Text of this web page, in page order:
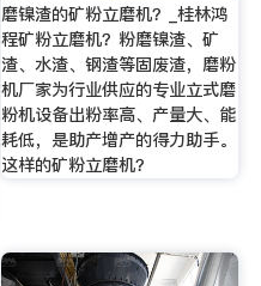
磨镍渣的矿粉立磨机？_桂林鸿
程矿粉立磨机？粉磨镍渣、矿
渣、水渣、钢渣等固废渣，磨粉
机厂家为行业供应的专业立式磨
粉机设备出粉率高、产量大、能
耗低，是助产增产的得力助手。
这样的矿粉立磨机？